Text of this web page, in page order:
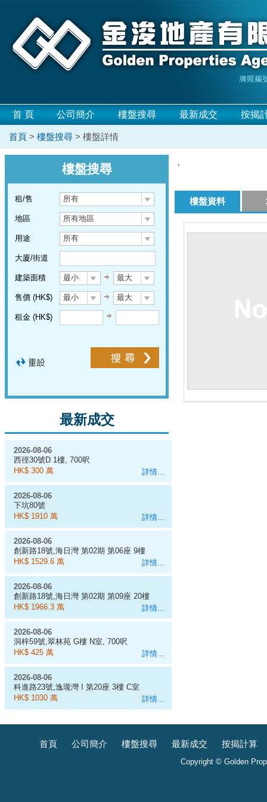
首 頁 公司簡介 樓盤搜尋 最新成交 按揭
首頁 > 樓盤搜尋 > 樓盤詳情
樓盤搜尋
租/售 所有
地區 所有地區
用途 所有
大廈/街道
建築面積 最小 最大
售價 (HK$) 最小 最大
租金 (HK$)
最新成交
詳情...
2026-08-06
西徑30號D 1樓, 700呎
HK$ 300 萬
詳情...
2026-08-06
下坑80號
HK$ 1910 萬
詳情...
2026-08-06
創新路18號,海日灣 第02期 第06座 9樓
D室
HK$ 1529.6 萬
詳情...
2026-08-06
創新路18號,海日灣 第02期 第09座 20樓
J室
HK$ 1966.3 萬
詳情...
2026-08-06
洞梓59號,翠林苑 G樓 N室, 700呎
HK$ 425 萬
詳情...
2026-08-06
科進路23號,逸瓏灣 I 第20座 3樓 C室
HK$ 1030 萬
,
樓盤資料
首頁 公司簡介 樓盤搜尋 最新成交 按揭計算
Copyright © Golden